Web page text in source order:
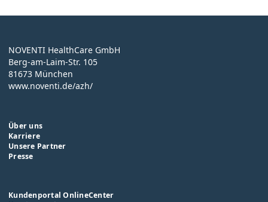
NOVENTI HealthCare GmbH
Berg-am-Laim-Str. 105
81673 München
www.noventi.de/azh/
Über uns
Karriere
Unsere Partner
Presse
Kundenportal OnlineCenter